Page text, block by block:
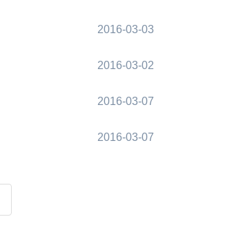
2016-03-03
2016-03-02
2016-03-07
2016-03-07